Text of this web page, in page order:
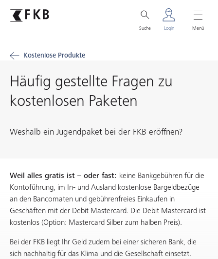
Suche Login Menü
Kostenlose Produkte
Häufig gestellte Fragen zu
kostenlosen Paketen
Weshalb ein Jugendpaket bei der FKB eröffnen?
Weil alles gratis ist – oder fast: keine Bankgebühren für die
Kontoführung, im In- und Ausland kostenlose Bargeldbezüge
an den Bancomaten und gebührenfreies Einkaufen in
Geschäften mit der Debit Mastercard. Die Debit Mastercard ist
kostenlos (Option: Mastercard Silber zum halben Preis).
Bei der FKB liegt Ihr Geld zudem bei einer sicheren Bank, die
sich nachhaltig für das Klima und die Gesellschaft einsetzt.